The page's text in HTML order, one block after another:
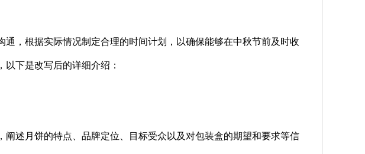
，根据实际情况制定合理的时间计划，以确保能够在中秋节前及时收
下是改写后的详细介绍：
述月饼的特点、品牌定位、目标受众以及对包装盒的期望和要求等信